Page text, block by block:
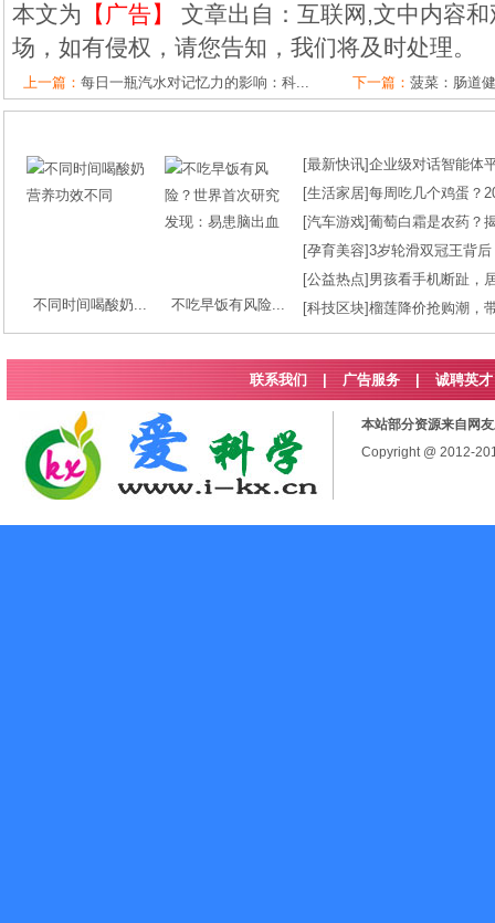
本文为 【广告】
文章出自：互联网,文中内容
场，如有侵权，请您告知，我们将及时处理。
上一篇： 每日一瓶汽水对记忆力的影响：科... 下一篇： 菠菜：肠道
不同时间喝酸奶... 不吃早饭有风险...
[最新快讯]企业级对话智能体
[生活家居]每周吃几个鸡蛋？
[汽车游戏]葡萄白霜是农药？
[孕育美容]3岁轮滑双冠王背
[公益热点] 男孩看手机断趾，
[科技区块]榴莲降价抢购潮，
联系我们 广告服务 | 诚聘英才
本站部分资源来自网
Copyright @ 2012-